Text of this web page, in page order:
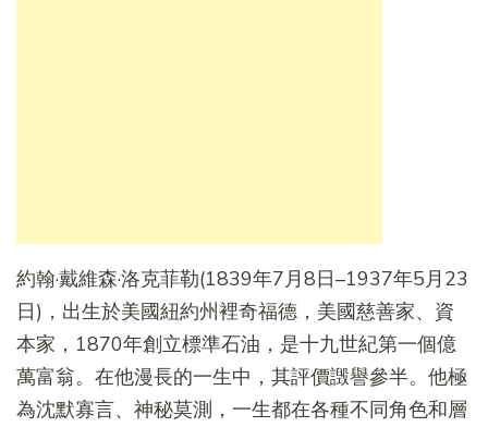
約翰·戴維森·洛克菲勒(1839年7月8日–1937年5月23
日)，出生於美國紐約州裡奇福德，美國慈善家、資
本家，1870年創立標準石油，是十九世紀第一個億
萬富翁。在他漫長的一生中，其評價譭譽參半。他極
為沈默寡言、神秘莫測，一生都在各種不同角色和層